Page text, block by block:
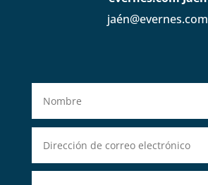
jaén@evernes.com